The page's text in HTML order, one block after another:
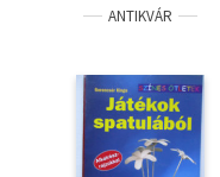
ANTIKVÁR